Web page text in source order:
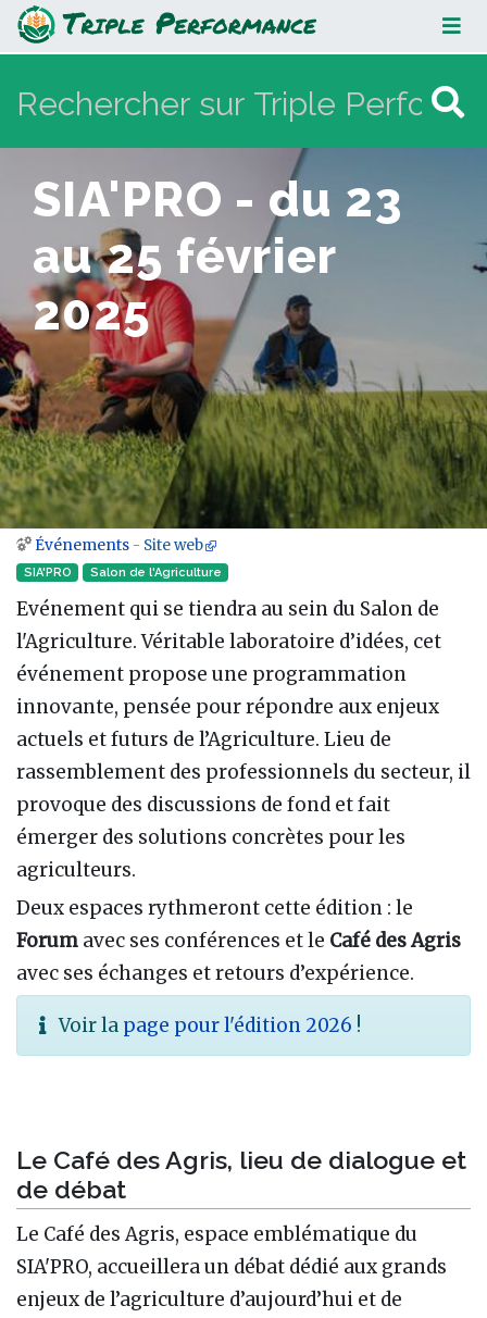
SIA'PRO - du 23 au 25 février 2025
SIA'PRO - du 23
au 25 février
2025
Aller à :navigation,rechercher
Événements - Site web
SIA'PRO Salon de l'Agriculture
Evénement qui se tiendra au sein du Salon de
l'Agriculture. Véritable laboratoire d’idées, cet
événement propose une programmation
innovante, pensée pour répondre aux enjeux
actuels et futurs de l’Agriculture. Lieu de
rassemblement des professionnels du secteur, il
provoque des discussions de fond et fait
émerger des solutions concrètes pour les
agriculteurs.
Deux espaces rythmeront cette édition : le
Forum avec ses conférences et le Café des Agris
avec ses échanges et retours d’expérience.
Voir la page pour l'édition 2026 !
Le Café des Agris, lieu de dialogue et
de débat
Le Café des Agris, espace emblématique du
SIA'PRO, accueillera un débat dédié aux grands
enjeux de l’agriculture d’aujourd’hui et de